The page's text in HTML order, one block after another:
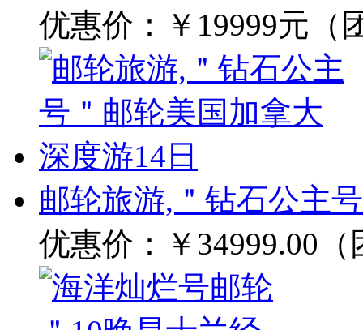
优惠价：
￥19999元（
邮轮旅游,＂钻石公主
优惠价：
￥34999.00